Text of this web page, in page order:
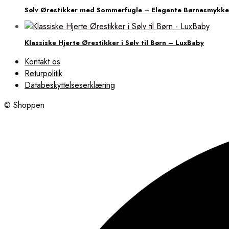
Sølv Ørestikker med Sommerfugle – Elegante
Klassiske Hjerte Ørestikker i Sølv til Børn – LuxBaby
Kontakt os
Returpolitik
Databeskyttelseserklæring
© Shoppen